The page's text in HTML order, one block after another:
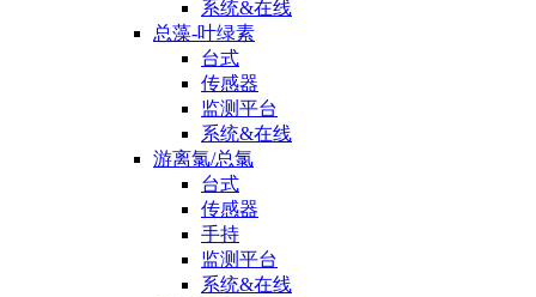
系统&在线
总藻-叶绿素
台式
传感器
监测平台
系统&在线
游离氯/总氯
台式
传感器
手持
监测平台
系统&在线